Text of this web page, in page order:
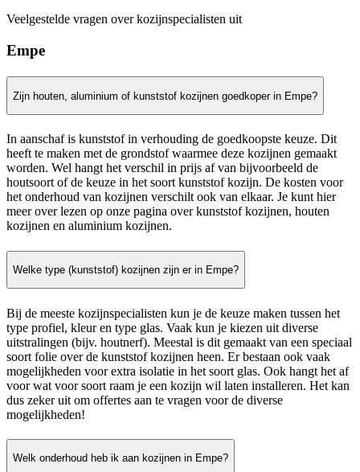
Veelgestelde vragen over kozijnspecialisten uit
Empe
Zijn houten, aluminium of kunststof kozijnen goedkoper in Empe?
In aanschaf is kunststof in verhouding de goedkoopste keuze. Dit
heeft te maken met de grondstof waarmee deze kozijnen gemaakt
worden. Wel hangt het verschil in prijs af van bijvoorbeeld de
houtsoort of de keuze in het soort kunststof kozijn. De kosten voor
het onderhoud van kozijnen verschilt ook van elkaar. Je kunt hier
meer over lezen op onze pagina over kunststof kozijnen, houten
kozijnen en aluminium kozijnen.
Welke type (kunststof) kozijnen zijn er in Empe?
Bij de meeste kozijnspecialisten kun je de keuze maken tussen het
type profiel, kleur en type glas. Vaak kun je kiezen uit diverse
uitstralingen (bijv. houtnerf). Meestal is dit gemaakt van een speciaal
soort folie over de kunststof kozijnen heen. Er bestaan ook vaak
mogelijkheden voor extra isolatie in het soort glas. Ook hangt het af
voor wat voor soort raam je een kozijn wil laten installeren. Het kan
dus zeker uit om offertes aan te vragen voor de diverse
mogelijkheden!
Welk onderhoud heb ik aan kozijnen in Empe?